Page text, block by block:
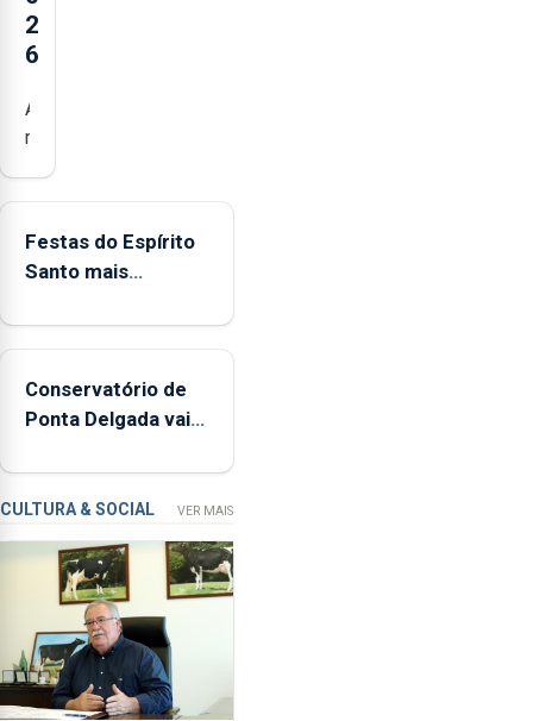
2
6
Açores
registaram
mais
ocorrências
e
inspeções
relacionadas
a
apanha
ilegal
lapas
2022
e
2026.
Festas do Espírito
Santo mais
Conservatório de
Ponta Delgada vai
instrumentos
CULTURA & SOCIAL VER MAIS